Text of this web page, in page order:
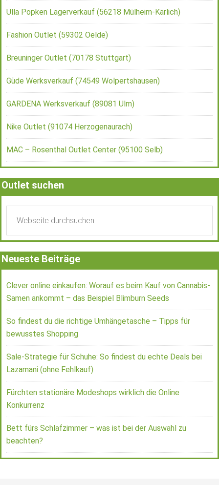
Ulla Popken Lagerverkauf (56218 Mülheim-Kärlich)
Fashion Outlet (59302 Oelde)
Breuninger Outlet (70178 Stuttgart)
Güde Werksverkauf (74549 Wolpertshausen)
GARDENA Werksverkauf (89081 Ulm)
Nike Outlet (91074 Herzogenaurach)
MAC – Rosenthal Outlet Center (95100 Selb)
Outlet suchen
Neueste Beiträge
Clever online einkaufen: Worauf es beim Kauf von Cannabis-
Samen ankommt – das Beispiel Blimburn Seeds
So findest du die richtige Umhängetasche – Tipps für
bewusstes Shopping
Sale-Strategie für Schuhe: So findest du echte Deals bei
Lazamani (ohne Fehlkauf)
Fürchten stationäre Modeshops wirklich die Online
Konkurrenz
Bett fürs Schlafzimmer – was ist bei der Auswahl zu
beachten?